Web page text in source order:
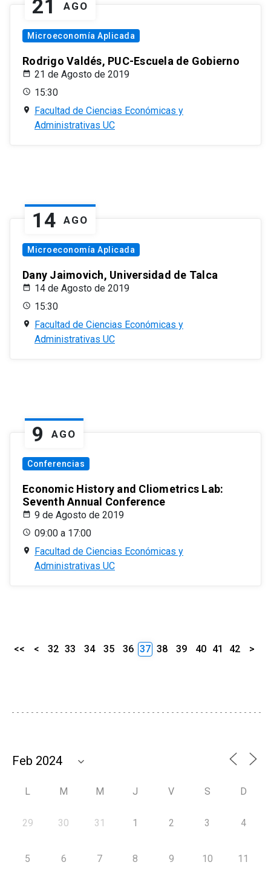
21 AGO
Microeconomía Aplicada
Rodrigo Valdés, PUC-Escuela de Gobierno
21 de Agosto de 2019
15:30
Facultad de Ciencias Económicas y
Administrativas UC
14 AGO
Microeconomía Aplicada
Dany Jaimovich, Universidad de Talca
14 de Agosto de 2019
15:30
Facultad de Ciencias Económicas y
Administrativas UC
9 AGO
Conferencias
Economic History and Cliometrics Lab:
Seventh Annual Conference
9 de Agosto de 2019
09:00 a 17:00
Facultad de Ciencias Económicas y
Administrativas UC
<< < 32 33 34 35 36 37 38 39 40 41 42 >
L M M J V S D
29 30 31 1 2 3 4
5 6 7 8 9 10 11